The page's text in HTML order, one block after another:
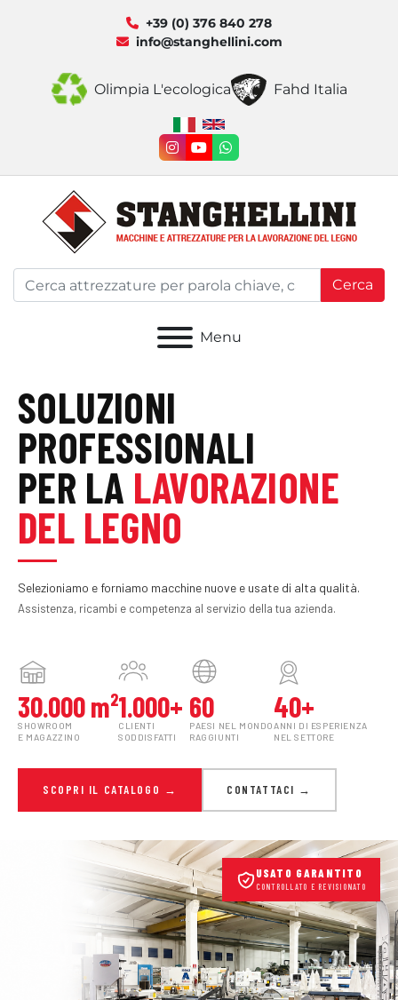
+39 (0) 376 840 278
info@stanghellini.com
Olimpia L'ecologica Fahd Italia
instagram
youtubewhatsapp
Cerca
Menu
SOLUZIONI
PROFESSIONALI
PER LA LAVORAZIONE
DEL LEGNO
Selezioniamo e forniamo macchine nuove e usate di alta qualità.
Assistenza, ricambi e competenza al servizio della tua azienda.
30.000 m²
SHOWROOM
E MAGAZZINO
1.000+
CLIENTI
SODDISFATTI
60
PAESI NEL MONDO
RAGGIUNTI
40+
ANNI DI ESPERIENZA
NEL SETTORE
SCOPRI IL CATALOGO → CONTATTACI →
USATO GARANTITO
CONTROLLATO E REVISIONATO